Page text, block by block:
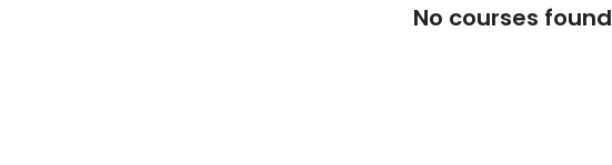
No courses found